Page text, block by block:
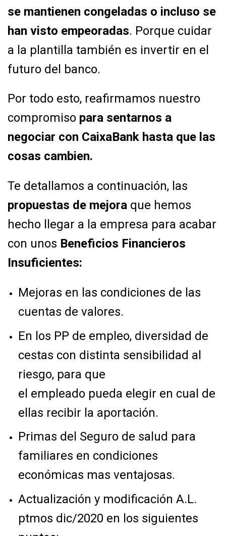
se mantienen congeladas o incluso se
han visto empeoradas. Porque cuidar
a la plantilla también es invertir en el
futuro del banco.
Por todo esto, reafirmamos nuestro
compromiso para sentarnos a
negociar con CaixaBank hasta que las
cosas cambien.
Te detallamos a continuación, las
propuestas de mejora que hemos
hecho llegar a la empresa para acabar
con unos Beneficios Financieros
Insuficientes:
Mejoras en las condiciones de las
cuentas de valores.
En los PP de empleo, diversidad de
cestas con distinta sensibilidad al
riesgo, para que
el empleado pueda elegir en cual de
ellas recibir la aportación.
Primas del Seguro de salud para
familiares en condiciones
económicas mas ventajosas.
Actualización y modificación A.L.
ptmos dic/2020 en los siguientes